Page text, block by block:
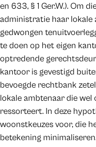
en 633, § 1 Ger.W.). Om
administratie haar lokale
gedwongen
te doen op het eigen
optredende
kantoor is gevestigd
bevoegde rechtbank
lokale ambtenaar die
ressorteert. In deze
woonstkeuzes voor, die
betekening